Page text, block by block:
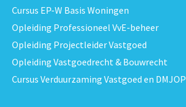
Cursus EP-W Basis Woningen
Opleiding Professioneel VvE-beheer
Opleiding Projectleider Vastgoed
Opleiding Vastgoedrecht & Bouwrecht
Cursus Verduurzaming Vastgoed en DMJOP